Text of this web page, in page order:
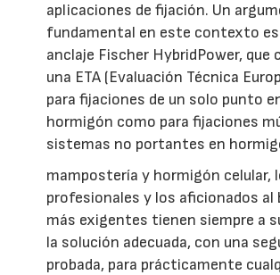
aplicaciones de fijación. Un
fundamental en este contexto
anclaje Fischer HybridPower, que
una ETA (Evaluación Técnica
para fijaciones de un solo punto
hormigón como para fijaciones
sistemas no portantes en
mampostería y hormigón celular,
profesionales y los aficionados al
más exigentes tienen siempre a
la solución adecuada, con una
probada, para prácticamente